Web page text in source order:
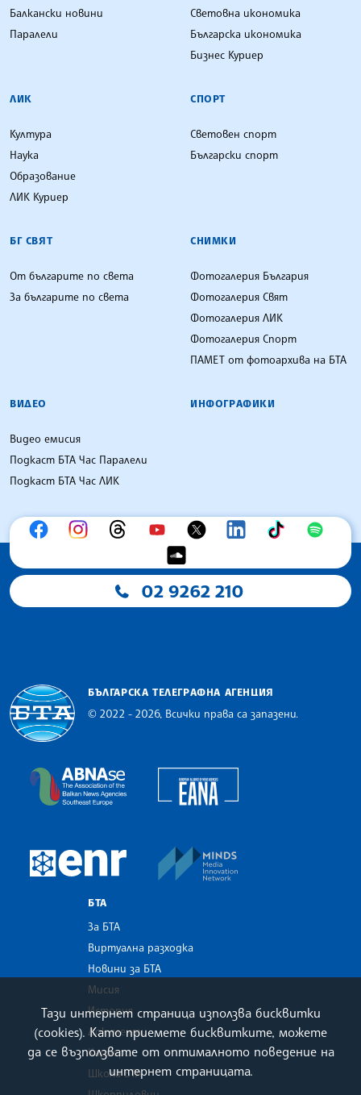
Балкански новини
Паралели
Световна икономика
Българска икономика
Бизнес Куриер
ЛИК
Култура
Наука
Образование
ЛИК Куриер
СПОРТ
Световен спорт
Български спорт
БГ СВЯТ
От българите по света
За българите по света
СНИМКИ
Фотогалерия България
Фотогалерия Свят
Фотогалерия ЛИК
Фотогалерия Спорт
ПАМЕТ от фотоархива на БТА
ВИДЕО
Видео емисия
Подкаст БТА Час Паралели
Подкаст БТА Час ЛИК
ИНФОГРАФИКИ
02 9262 210
БЪЛГАРСКА ТЕЛЕГРАФНА АГЕНЦИЯ
© 2022 - 2026, Всички права са запазени.
The Assocoation of the Balkan News Agencies
European Newsroom
БТА
За БТА
Виртуална разходка
Новини за БТА
Мисия
История
Документи
Кариери
Школа БТА
Тази интернет страница използва бисквитки
(cookies). Като приемете бисквитките, можете
да се възползвате от оптималното поведение на
интернет страницата.